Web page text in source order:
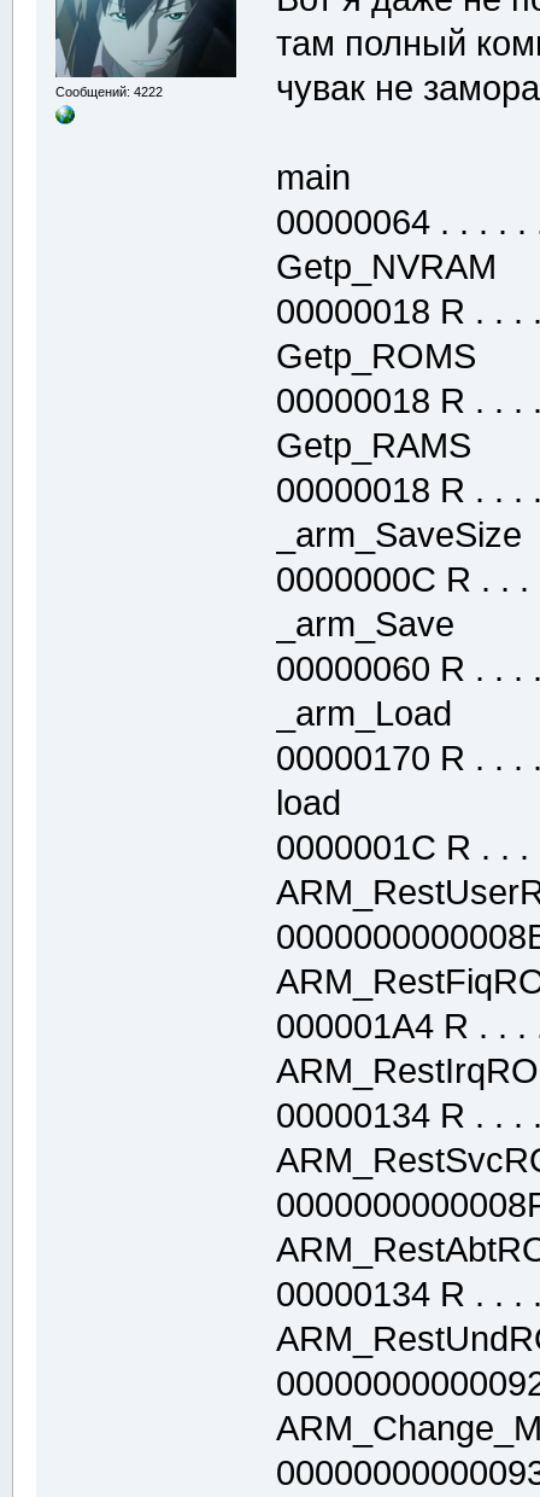
Сообщений: 4222
там полный
чувак не
main .text
00000064 . . . . .
00000018 R . . .
00000018 R . . .
00000018 R . . .
0000000C R . . .
_arm_Save
00000060 R . . .
_arm_Load
00000170 R . . .
load .text
0000001C R . . .
000001A4 R . . .
00000134 R . . .
00000134 R . . .